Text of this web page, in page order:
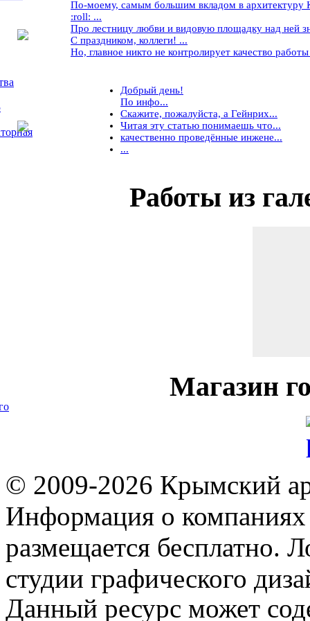
По-моему, самым большим вкладом в архитектуру
:roll: ...
Про лестницу любви и видовую площадку над ней
С праздником, коллеги! ...
Но, главное никто не контролирует качество
Добрый день!
По инфо...
Скажите, пожалуйста, а Гейнрих...
Читая эту статью понимаешь что...
качественно проведённые инжене...
...
Работыиз
Магазин
© 2009-2026 Крымский
Информация о компаниях
размещается бесплатно.
студии графического
Данный ресурс может